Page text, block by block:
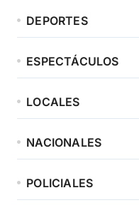
DEPORTES
ESPECTÁCULOS
LOCALES
NACIONALES
POLICIALES